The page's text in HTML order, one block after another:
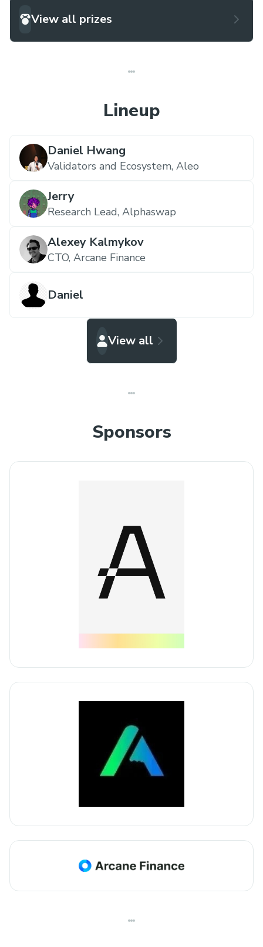
View all prizes
Lineup
Daniel Hwang
Validators and Ecosystem, Aleo
Jerry
Research Lead, Alphaswap
Alexey Kalmykov
CTO, Arcane Finance
Daniel
View all
Sponsors